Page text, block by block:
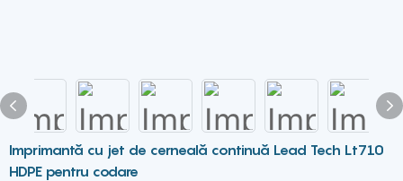
Imprimantă cu jet de cerneală continuă Lead Tech Lt710
HDPE pentru codare